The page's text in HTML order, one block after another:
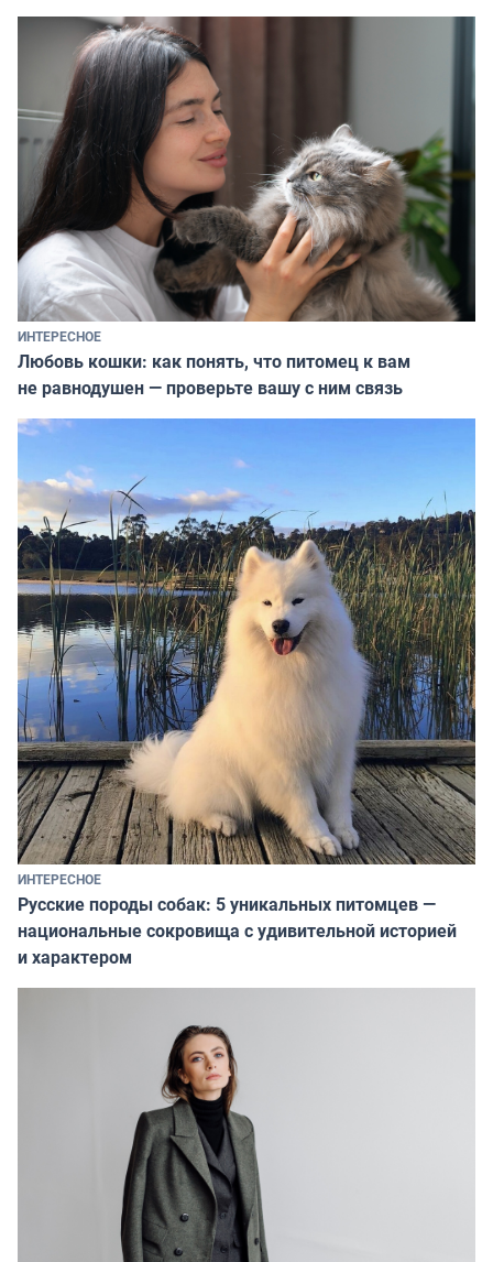
ИНТЕРЕСНОЕ
Любовь кошки: как понять, что питомец к вам
не равнодушен — проверьте вашу с ним связь
ИНТЕРЕСНОЕ
Русские породы собак: 5 уникальных питомцев —
национальные сокровища с удивительной историей
и характером